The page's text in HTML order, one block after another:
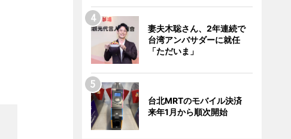
妻夫木聡さん、2年連続で
台湾アンバサダーに就任
「ただいま」
台北MRTのモバイル決済
来年1月から順次開始